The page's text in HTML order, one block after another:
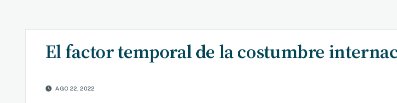
El factor temporal de la costumbre
AGO 22, 2022